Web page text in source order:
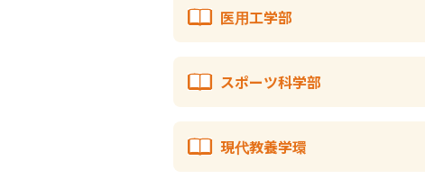
医用工学部
スポーツ科学部
現代教養学環